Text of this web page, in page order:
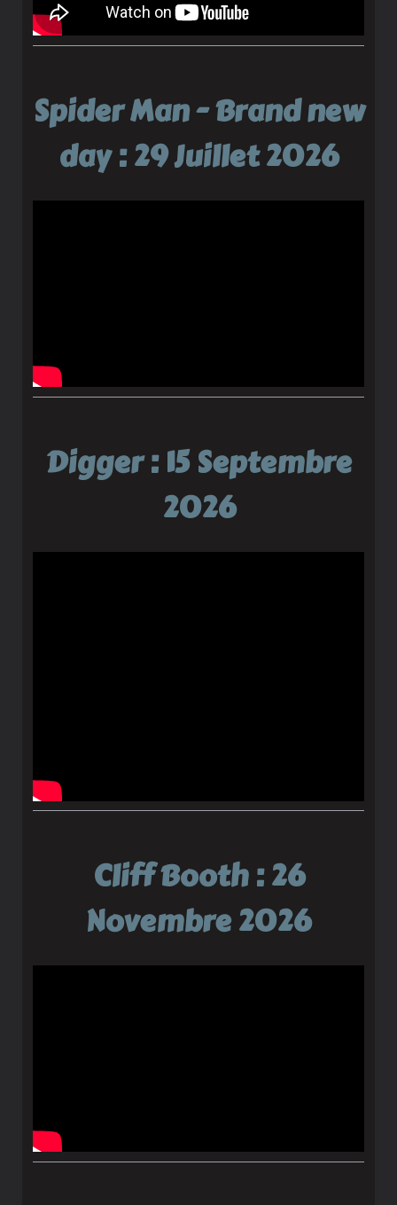
Spider Man - Brand new
day : 29 Juillet 2026
Digger : 15 Septembre
2026
Cliff Booth : 26
Novembre 2026